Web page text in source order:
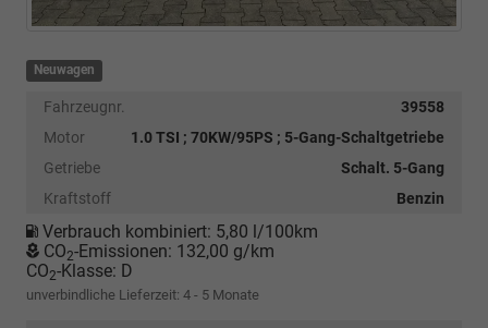
Neuwagen
Fahrzeugnr.
39558
Motor
1.0 TSI ; 70KW/95PS ; 5-Gang-Schaltgetriebe
Getriebe
Schalt. 5-Gang
Kraftstoff
Benzin
Verbrauch kombiniert: 5,80 l/100km
CO2-Emissionen: 132,00 g/km
CO2-Klasse: D
unverbindliche Lieferzeit: 4 - 5 Monate